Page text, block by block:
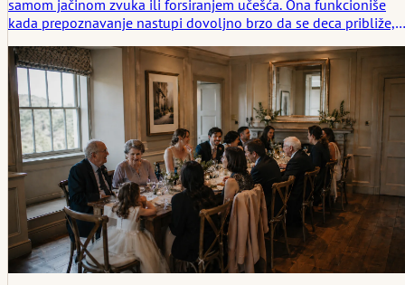
samom jačinom zvuka ili forsiranjem učešća. Ona funkcioniše
kada prepoznavanje nastupi dovoljno brzo da se deca približe,
onome što se dešava. Ovaj članak razmatra muziku za decu i
porodice kroz međunarodne primere i tišu logiku toga kako
plejliste za venčanja pomažu ljudima da ostanu zajedno.